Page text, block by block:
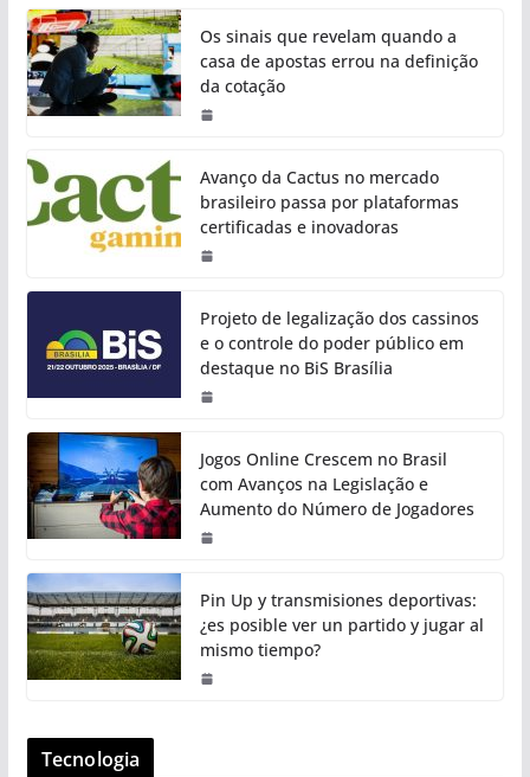
Os sinais que revelam quando a
casa de apostas errou na definição
da cotação
Avanço da Cactus no mercado
brasileiro passa por plataformas
certificadas e inovadoras
Projeto de legalização dos cassinos
e o controle do poder público em
destaque no BiS Brasília
Jogos Online Crescem no Brasil
com Avanços na Legislação e
Aumento do Número de Jogadores
Pin Up y transmisiones deportivas:
¿es posible ver un partido y jugar al
mismo tiempo?
Tecnologia